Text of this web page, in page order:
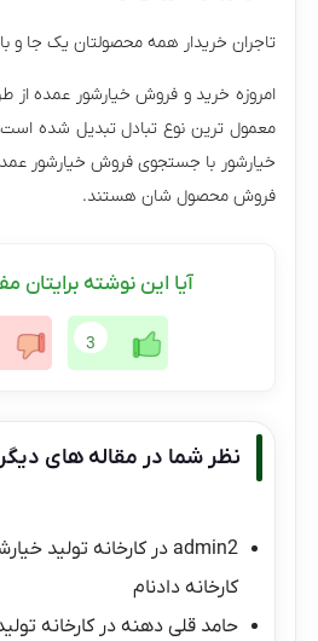
تاجران خریدار همه محصولتان یک جا و
امروزه خرید و فروش خیارشور عمده از
معمول ترین نوع تبادل تبدیل شده است
خیارشور با جستجوی فروش خیارشور
فروش محصول شان هستند.
آیا این نوشته برایتان
3
نظر شما در مقاله های دیگر
admin2 درکارخانه تولید
کارخانه دادنام
حامد قلی دهنه درکارخانه